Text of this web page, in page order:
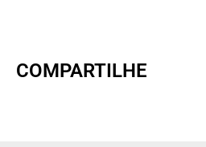
COMPARTILHE